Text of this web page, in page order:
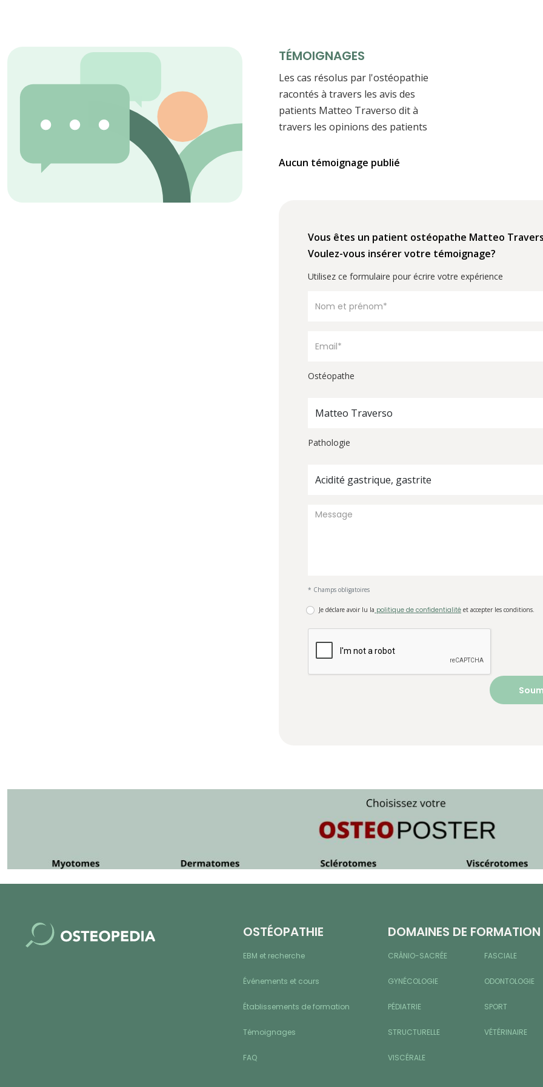
TÉMOIGNAGES
Les cas résolus par l'ostéopathie
racontés à travers les avis des
patients Matteo Traverso dit à
travers les opinions des patients
Aucun témoignage publié
Vous êtes un patient ostéopathe Matteo
Voulez-vous insérer votre témoignage?
Utilisez ce formulaire pour écrire votre expérience
Ostéopathe
Matteo Traverso
Pathologie
Acidité gastrique, gastrite
* Champs obligatoires
Je déclare avoir lu la politique de confidentialité et accepter les conditions.
OSTÉOPATHIE
EBM et recherche
Événements et cours
Établissements de formation
Témoignages
FAQ
DOMAINES DE FORMATION
CRÂNIO-SACRÉE FASCIALE
GYNÉCOLOGIE ODONTOLOGIE
PÉDIATRIE SPORT
STRUCTURELLE VÉTÉRINAIRE
VISCÉRALE